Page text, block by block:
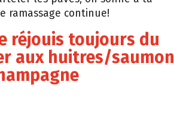
ramassage continue!
réjouis toujours du
aux huitres/saumon